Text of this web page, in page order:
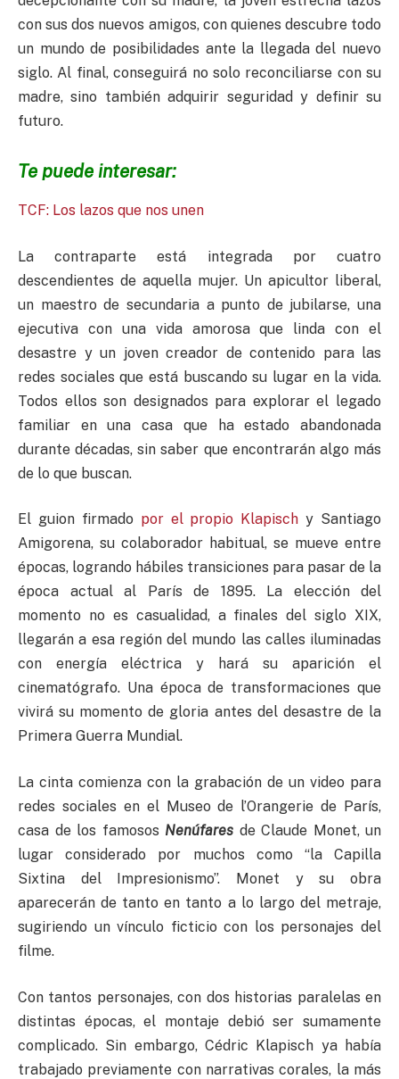
con sus dos nuevos amigos, con quienes descubre todo
un mundo de posibilidades ante la llegada del nuevo
siglo. Al final, conseguirá no solo reconciliarse con su
madre, sino también adquirir seguridad y definir su
futuro.
Te puede interesar:
TCF: Los lazos que nos unen
La contraparte está integrada por cuatro
descendientes de aquella mujer. Un apicultor liberal,
un maestro de secundaria a punto de jubilarse, una
ejecutiva con una vida amorosa que linda con el
desastre y un joven creador de contenido para las
redes sociales que está buscando su lugar en la vida.
Todos ellos son designados para explorar el legado
familiar en una casa que ha estado abandonada
durante décadas, sin saber que encontrarán algo más
de lo que buscan.
El guion firmado por el propio Klapisch y Santiago
Amigorena, su colaborador habitual, se mueve entre
épocas, logrando hábiles transiciones para pasar de la
época actual al París de 1895. La elección del
momento no es casualidad, a finales del siglo XIX,
llegarán a esa región del mundo las calles iluminadas
con energía eléctrica y hará su aparición el
cinematógrafo. Una época de transformaciones que
vivirá su momento de gloria antes del desastre de la
Primera Guerra Mundial.
La cinta comienza con la grabación de un video para
redes sociales en el Museo de l’Orangerie de París,
casa de los famosos Nenúfares de Claude Monet, un
lugar considerado por muchos como “la Capilla
Sixtina del Impresionismo”. Monet y su obra
aparecerán de tanto en tanto a lo largo del metraje,
sugiriendo un vínculo ficticio con los personajes del
filme.
Con tantos personajes, con dos historias paralelas en
distintas épocas, el montaje debió ser sumamente
complicado. Sin embargo, Cédric Klapisch ya había
trabajado previamente con narrativas corales, la más